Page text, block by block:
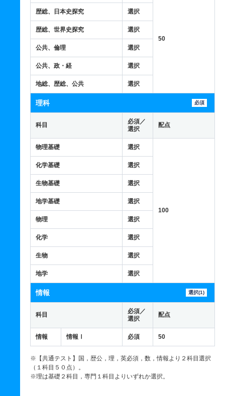
50
歴総、日本史探究 選択
歴総、世界史探究 選択
公共、倫理 選択
公共、政・経 選択
地総、歴総、公共 選択
理科 必須
科目
必須／
選択
配点
物理基礎 選択
100
化学基礎 選択
生物基礎 選択
地学基礎 選択
物理 選択
化学 選択
生物 選択
地学 選択
情報 選択(1)
科目
必須／
選択
配点
情報 情報Ⅰ 必須 50
※【共通テスト】国，歴公，理，英必須，数，情報より２科目選択
（１科目５０点）。
※理は基礎２科目，専門１科目よりいずれか選択。